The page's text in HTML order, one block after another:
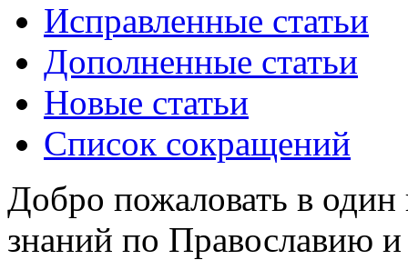
Исправленные статьи
Дополненные статьи
Новые статьи
Список сокращений
Добро пожаловать в
знаний по Православию